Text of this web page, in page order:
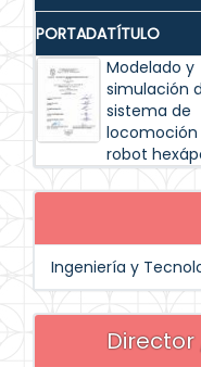
PORTADATÍTULO
Modelado y
simulación
sistema de
locomoción
robot
Ingeniería y